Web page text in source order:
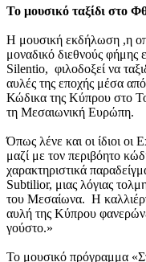
Το μουσικό ταξίδι στο
Η μουσική εκδήλωση ,η
μοναδικό διεθνούς φήμης
Silentio, φιλοδοξεί να
αυλές της εποχής μέσα
Κώδικα της Κύπρου στο
τη Μεσαιωνική Ευρώπη.
Όπως λένε και οι ίδιοι
μαζί με τον περιβόητο
χαρακτηριστικά
Subtilior, μιας λόγιας
του Μεσαίωνα. Η
αυλή της Κύπρου
γούστο.»
Το μουσικό πρόγραμμα